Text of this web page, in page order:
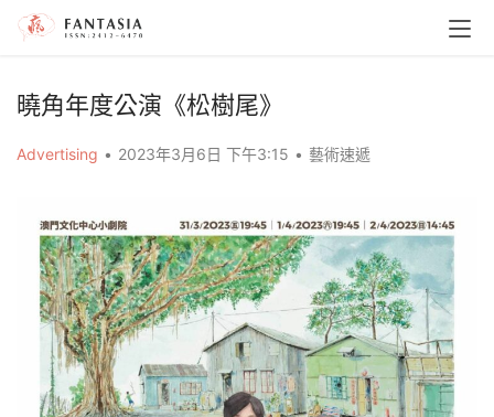
曉角年度公演《松樹尾》
Advertising • 2023年3月6日 下午3:15 • 藝術速遞